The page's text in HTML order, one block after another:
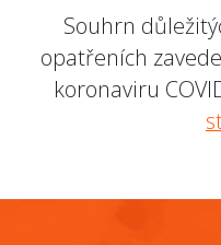
Souhrn
opatřeních
koronaviru